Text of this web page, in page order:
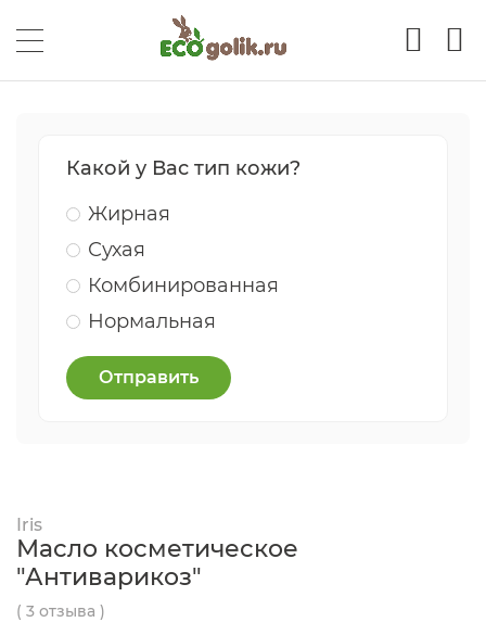
Какой у Вас тип кожи?
Жирная
Сухая
Комбинированная
Нормальная
Отправить
Iris
Масло косметическое
"Антиварикоз"
( 3 отзыва )